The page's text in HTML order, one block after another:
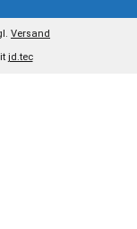
Versand
jd.tec